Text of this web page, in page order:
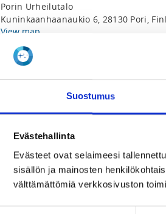
Suostumus
Evästehallinta
Evästeet ovat selaimeesi
sisällön ja mainosten
välttämättömiä verkkosivuston
Porin Urheilutalo
Kuninkaanhaanaukio 6, 28130 Pori,
View map
LOCALITY
Pori
SPORTS
REGISTRATION PERIOD
Mo 3.1.2022 at 00:00 - Tu 25.1.2022 at
PRICE